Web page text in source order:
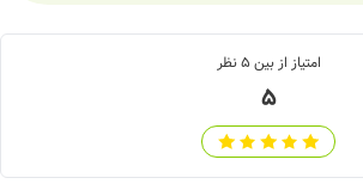
امتیاز از بین 5نظر
5